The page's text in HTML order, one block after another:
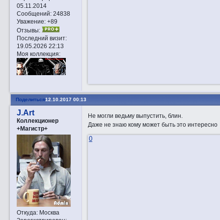
05.11.2014
Сообщений:24838
Уважение: +89
Отзывы:
Последний визит:
19.05.2026 22:13
Моя коллекция:
Поделиться12.10.2017 00:13
J.Art
Коллекционер
+Магистр+
Откуда:Москва
Не могли ведьму выпустить, блин.
Даже не знаю кому может быть это интересно
0